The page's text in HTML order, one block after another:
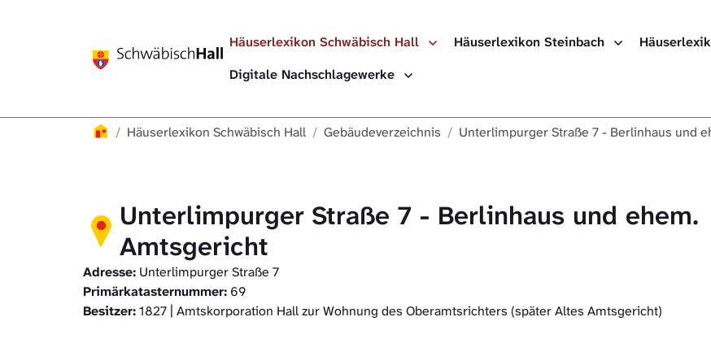
Häuserlexikon Schwäbisch Hall
Häuserlexikon Steinbach
Digitale Nachschlagewerke
Häuserlexikon
Häuserlexikon Schwäbisch Hall Gebäudeverzeichnis Unterlimpurger Straße 7 - Berlinhaus und
Unterlimpurger Straße 7 - Berlinhaus und ehem.
Amtsgericht
Adresse: Unterlimpurger Straße 7
Primärkatasternummer: 69
Besitzer:1827 | Amtskorporation Hall zur Wohnung des Oberamtsrichters (später Altes Amtsgericht)